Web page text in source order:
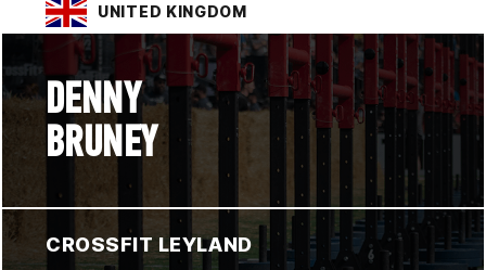
UNITED KINGDOM
DENNY
BRUNEY
CROSSFIT LEYLAND